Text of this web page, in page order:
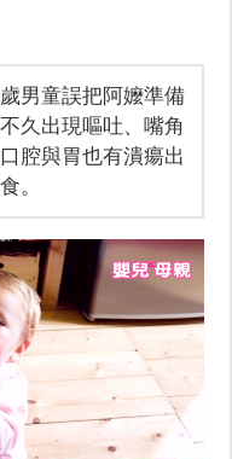
男童誤把阿嬤準備
久出現嘔吐、嘴角
腔與胃也有潰瘍出
。